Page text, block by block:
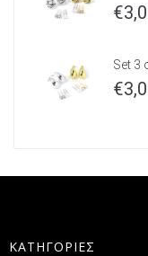
€
Set 3
€
ΚΑΤΗΓΟΡΙΕΣ